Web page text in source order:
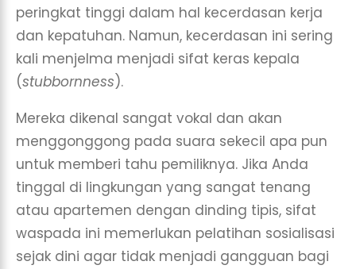
peringkat tinggi dalam hal kecerdasan kerja
dan kepatuhan. Namun, kecerdasan ini sering
kali menjelma menjadi sifat keras kepala
(stubbornness).
Mereka dikenal sangat vokal dan akan
menggonggong pada suara sekecil apa pun
untuk memberi tahu pemiliknya. Jika Anda
tinggal di lingkungan yang sangat tenang
atau apartemen dengan dinding tipis, sifat
waspada ini memerlukan pelatihan sosialisasi
sejak dini agar tidak menjadi gangguan bagi